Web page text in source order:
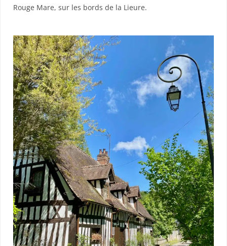
Rouge Mare, sur les bords de la Lieure.